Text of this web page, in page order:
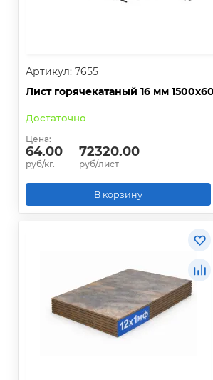
Артикул: 7655
Лист горячекатаный 16 мм
Достаточно
Цена:
64.00
руб/кг.
72320.00
руб/лист
В корзину